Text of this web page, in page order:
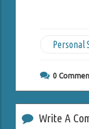
Personal
0
Write A